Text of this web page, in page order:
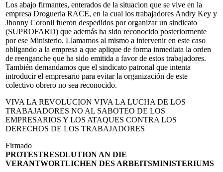
Los abajo firmantes, enterados de la situacion que se vive en la
empresa Drogueria RACE, en la cual los trabajadores Andry Key y
Jhonny Coronil fueron despedidos por organizar un sindicato
(SUPROFARD) que además ha sido reconocido posteriormente
por ese Ministerio. Llamamos al mismo a intervenir en este caso
obligando a la empresa a que aplique de forma inmediata la orden
de reenganche que ha sido emitida a favor de estos trabajadores.
También demandamos que el sindicato patronal que intenta
introducir el empresario para evitar la organización de este
colectivo obrero no sea reconocido.
VIVA LA REVOLUCION VIVA LA LUCHA DE LOS
TRABAJADORES NO AL SABOTEO DE LOS
EMPRESARIOS Y LOS ATAQUES CONTRA LOS
DERECHOS DE LOS TRABAJADORES
Firmado
PROTESTRESOLUTION AN DIE
VERANTWORTLICHEN DES ARBEITSMINISTERIUMS